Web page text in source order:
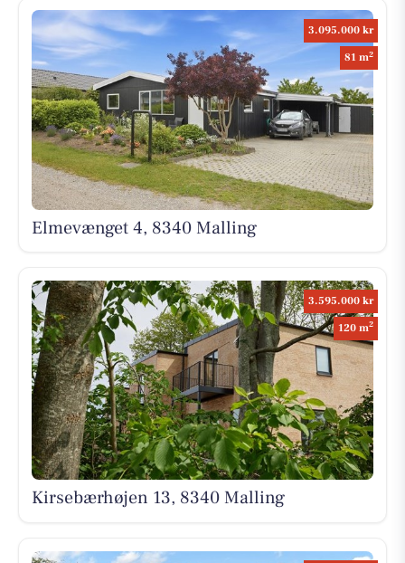
3.095.000 kr
81 m2
Elmevænget 4, 8340 Malling
3.595.000 kr
120 m2
Kirsebærhøjen 13, 8340 Malling